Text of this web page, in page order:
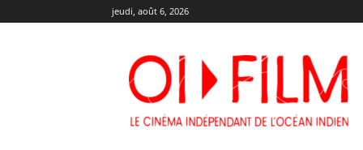
jeudi, août 6, 2026